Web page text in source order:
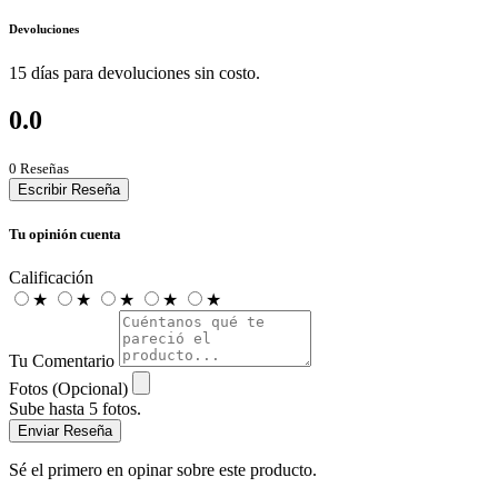
Devoluciones
15 días para devoluciones sin costo.
0.0
0 Reseñas
Escribir Reseña
Tu opinión cuenta
Calificación
★
★ ★ ★ ★
Tu Comentario
Fotos (Opcional)
Sube hasta 5 fotos.
Enviar Reseña
Sé el primero en opinar sobre este producto.